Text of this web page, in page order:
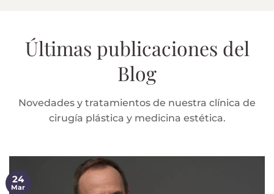
Últimas publicaciones del
Blog
Novedades y tratamientos de nuestra clínica de
cirugía plástica y medicina estética.
24
Mar